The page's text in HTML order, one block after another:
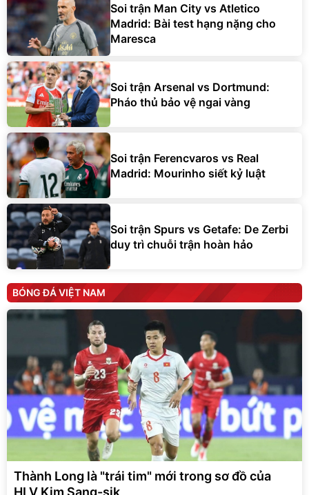
Soi trận Man City vs Atletico
Madrid: Bài test hạng nặng cho
Maresca
Soi trận Arsenal vs Dortmund:
Pháo thủ bảo vệ ngai vàng
Soi trận Ferencvaros vs Real
Madrid: Mourinho siết kỷ luật
Soi trận Spurs vs Getafe: De Zerbi
duy trì chuỗi trận hoàn hảo
BÓNG ĐÁ VIỆT NAM
Thành Long là "trái tim" mới trong sơ đồ của
HLV Kim Sang-sik